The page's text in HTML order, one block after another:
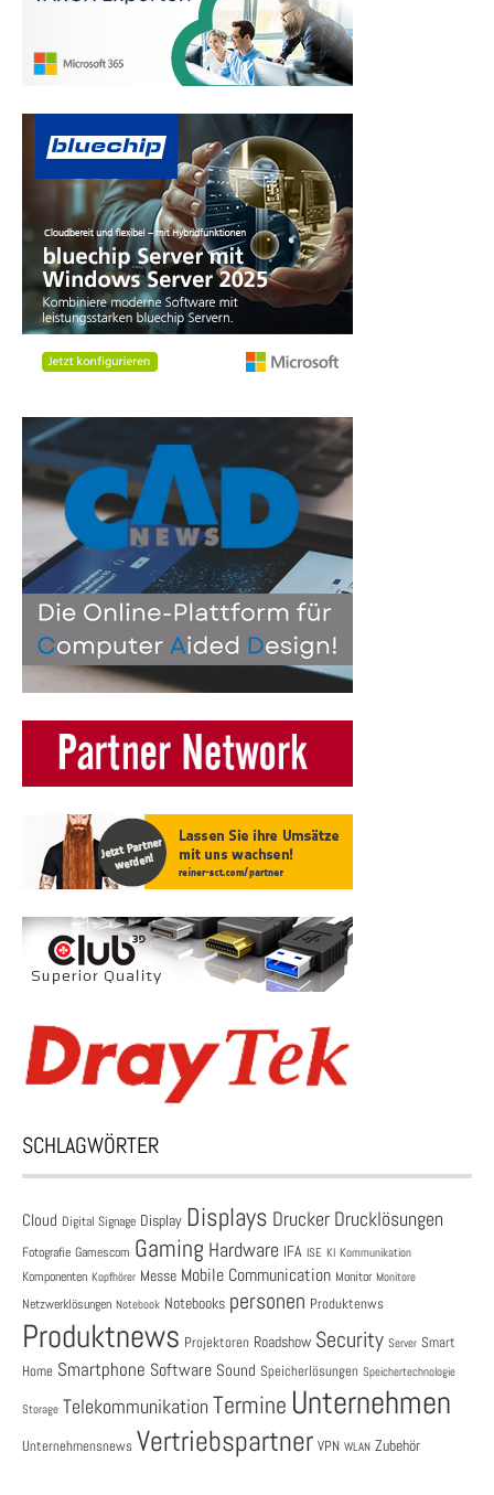
SCHLAGWÖRTER
Cloud Digital Signage Display Displays Drucker Drucklösungen
Fotografie Gamescom Gaming Hardware IFA ISE KI Kommunikation
Komponenten Kopfhörer Messe Mobile Communication Monitor Monitore
Netzwerklösungen Notebook Notebooks personen Produktenws
Produktnews Projektoren Roadshow Security Server Smart
Home Smartphone Software Sound Speicherlösungen Speichertechnologie
Storage Telekommunikation Termine Unternehmen
Unternehmensnews Vertriebspartner VPN WLAN Zubehör